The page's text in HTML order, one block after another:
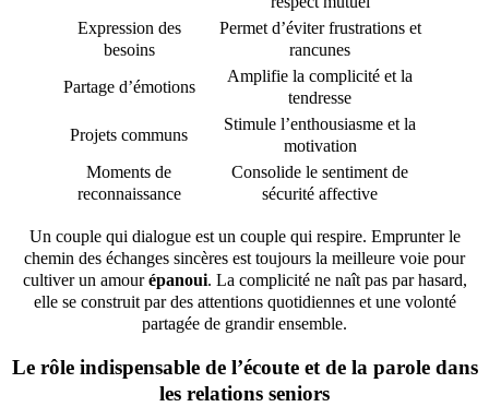
Expression des
besoins
Permet d’éviter frustrations et
rancunes
Partage d’émotions
Amplifie la complicité et la
tendresse
Projets communs
Stimule l’enthousiasme et la
motivation
Moments de
reconnaissance
Consolide le sentiment de
sécurité affective
Un couple qui dialogue est un couple qui respire. Emprunter le
chemin des échanges sincères est toujours la meilleure voie pour
cultiver un amourépanoui. La complicité ne naît pas par hasard,
elle se construit par des attentions quotidiennes et une volonté
partagée de grandir ensemble.
Le rôle indispensable de l’écoute et de la parole dans
les relations seniors